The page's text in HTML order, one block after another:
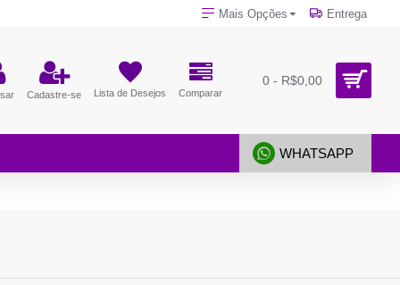
Mais Opções Entrega
Cadastre-se Lista de Desejos Comparar
0 - R$0,00
WHATSAPP